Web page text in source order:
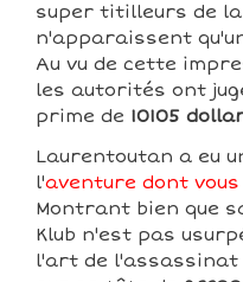
super titilleurs de la
n'apparaissent
Au vu de cette
les autorités ont
prime de 10105
Laurentoutan a eu
l'aventure dont
Montrant bien que
Klub n'est pas
l'art de